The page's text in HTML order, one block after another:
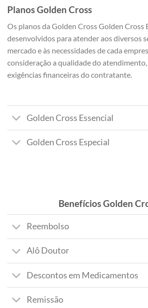
Planos Golden Cross
Os planos da Golden Cross Golden Cross
desenvolvidos para atender aos diversos
mercado e às necessidades de cada
consideração a qualidade do atendimento,
exigências financeiras do contratante.
Golden Cross Essencial
Golden Cross Especial
Benefícios Golden
Reembolso
Alô Doutor
Descontos em Medicamentos
Remissão